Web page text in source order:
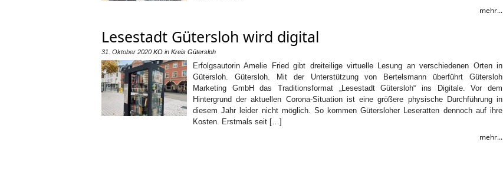
mehr...
Lesestadt Gütersloh wird digital
31. Oktober 2020 KO in Kreis Gütersloh
Erfolgsautorin Amelie Fried gibt dreiteilige virtuelle Lesung an verschiedenen Orten in
Gütersloh. Gütersloh. Mit der Unterstützung von Bertelsmann überführt Gütersloh
Marketing GmbH das Traditionsformat „Lesestadt Gütersloh“ ins Digitale. Vor dem
Hintergrund der aktuellen Corona-Situation ist eine größere physische Durchführung in
diesem Jahr leider nicht möglich. So kommen Gütersloher Leseratten dennoch auf ihre
Kosten. Erstmals seit […]
mehr...